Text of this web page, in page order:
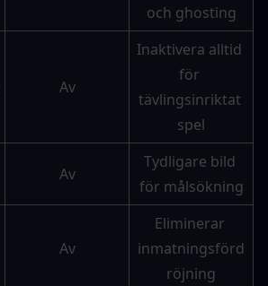
och ghosting
Av
Inaktivera alltid
för
tävlingsinriktat
spel
Av
Tydligare bild
för målsökning
Av
Eliminerar
inmatningsförd
röjning